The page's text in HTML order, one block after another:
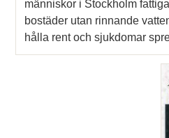
människor i Stockholm
bostäder utan rinnande
hålla rent och sjukdomar